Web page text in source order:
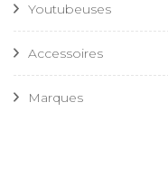
Youtubeuses
Accessoires
Marques